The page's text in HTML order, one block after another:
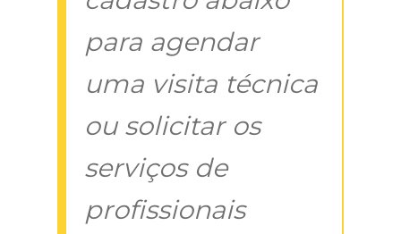
para agendar
uma visita técnica
ou solicitar os
serviços de
profissionais